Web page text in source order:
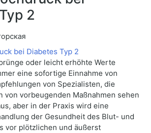
2
oder leicht erhöhte Werte
eine sofortige Einnahme von
von Spezialisten, die
von vorbeugenden Maßnahmen sehen
aber in der Praxis wird eine
der Gesundheit des Blut- und
vor plötzlichen und äußerst